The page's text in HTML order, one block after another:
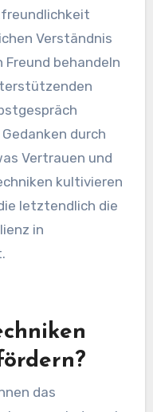
Praktiken der
Athleten, im
Angst
Regulierung
Verständnis
behandeln
Vertrauen und
kultivieren
letztendlich die
in